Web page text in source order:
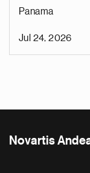
Panama
Jul 24, 2026
Novartis